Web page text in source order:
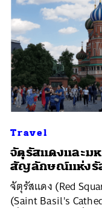
Travel
จัตุรัสแดงและม
สัญลักษณ์แห่งรั
จัตุรัสแดง (Red
(Saint Basil's